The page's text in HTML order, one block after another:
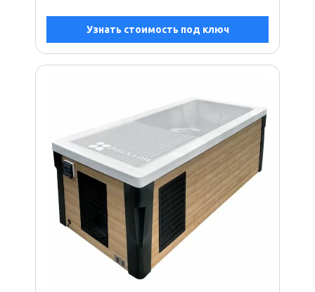
Узнать стоимость под ключ